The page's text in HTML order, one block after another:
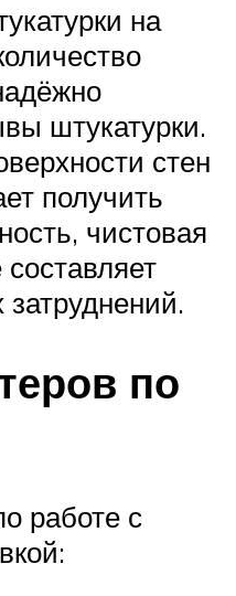
на
штукатурки.
стен
получить
чистовая
по
работе с